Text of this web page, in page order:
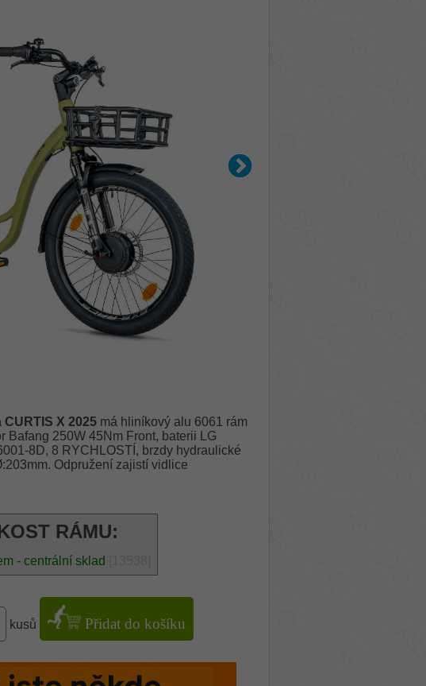
X 2025má hliníkový alu 6061 rám
Bafang 250W 45Nm Front, baterii LG
8D, 8 RYCHLOSTÍ, brzdy hydraulické
Odpružení zajistí vidlice
RÁMU:
- centrální sklad
kusů Přidat do košíku